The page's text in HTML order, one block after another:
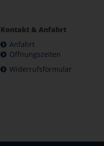
Kontakt & Anfahrt
Anfahrt
Öffnungszeiten
Widerrufsformular